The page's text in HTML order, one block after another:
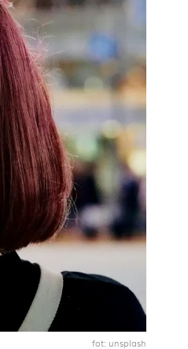
fot: unsplash